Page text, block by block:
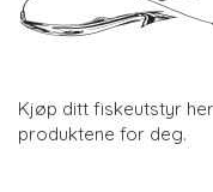
Kjøp ditt fiskeutstyr
produktene for deg.